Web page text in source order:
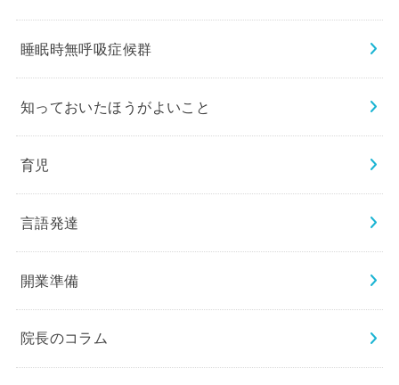
睡眠時無呼吸症候群
知っておいたほうがよいこと
育児
言語発達
開業準備
院長のコラム